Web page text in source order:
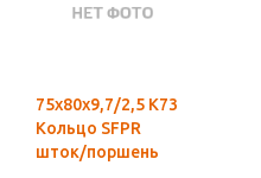
75х80х9,7/2,5 К73
Кольцо SFPR
шток/поршень